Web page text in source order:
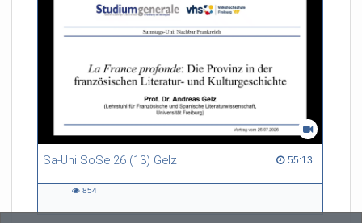
Sa-Uni SoSe 26 (13) Gelz 55:13
55:13 duration
854